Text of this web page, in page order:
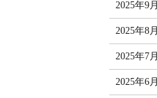
2025年9月
2025年8月
2025年7月
2025年6月